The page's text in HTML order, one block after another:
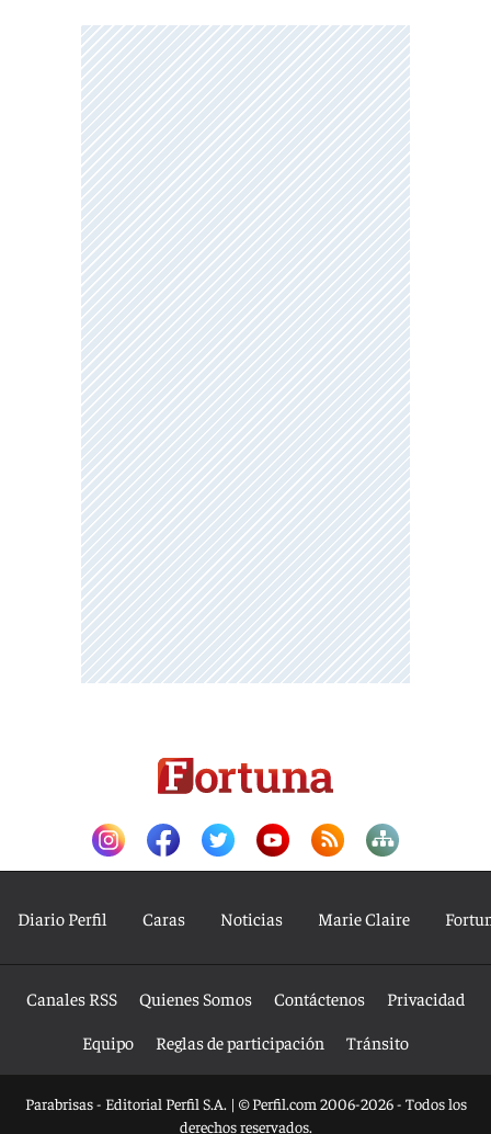
Diario Perfil Caras Noticias Marie Claire
Canales RSS Quienes Somos Contáctenos
Privacidad
Equipo
Reglas de participación Tránsito
Parabrisas - Editorial Perfil S.A. | © Perfil.com 2006-2026 - Todos los
derechos reservados.